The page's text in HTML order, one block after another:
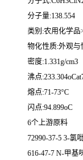
分子量:138.554
类别:农用化学
物化性质:外观与
密度:1.331g/cm3
沸点
熔点:71-73°C
闪点:94.899oC
6个上游原料
72990-37-5 3-氯
616-47-7 N-甲基